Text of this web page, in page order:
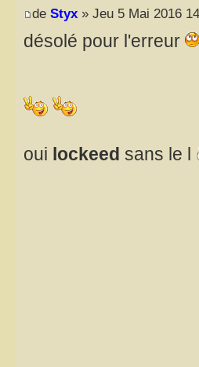
de Styx » Jeu 5 Mai 2016
désolé pour l'erreur
oui lockeed sans le l